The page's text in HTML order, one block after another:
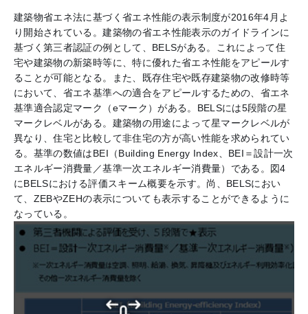
建築物省エネ法に基づく省エネ性能の表示制度が2016年4月よ
り開始されている。建築物の省エネ性能表示のガイドラインに
基づく第三者認証の例として、BELSがある。これによって住
宅や建築物の新築時等に、特に優れた省エネ性能をアピールす
ることが可能となる。また、既存住宅や既存建築物の改修時等
において、省エネ基準への適合をアピールするための、省エネ
基準適合認定マーク（eマーク）がある。BELSには5段階の星
マークレベルがある。建築物の用途によって星マークレベルが
異なり、住宅と比較して非住宅の方が高い性能を求められてい
る。基準の数値はBEI（Building Energy Index、BEI＝設計一次
エネルギー消費量／基準一次エネルギー消費量）である。図4
にBELSにおける評価スキーム概要を示す。尚、BELSにおい
て、ZEBやZEHの表示についても表示することができるように
なっている。